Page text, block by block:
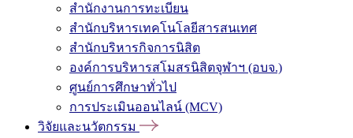
สำนักงานการทะเบียน
สำนักบริหารเทคโนโลยีสารสนเทศ
สำนักบริหารกิจการนิสิต
องค์การบริหารสโมสรนิสิตจุฬาฯ (อบจ.)
ศูนย์การศึกษาทั่วไป
การประเมินออนไลน์ (MCV)
วิจัยและนวัตกรรม